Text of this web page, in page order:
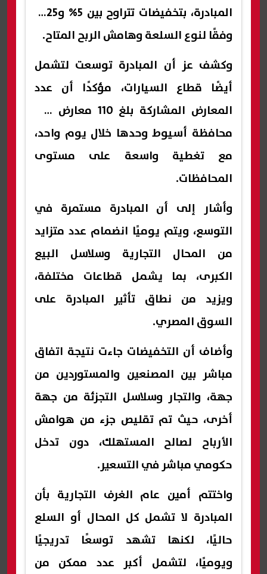
المبادرة، بتخفيضات تتراوح بين 5% و25%،
وفقًا لنوع السلعة وهامش الربح المتاح.
وكشف عز أن المبادرة توسعت لتشمل
أيضًا قطاع السيارات، مؤكدًا أن عدد
المعارض المشاركة بلغ 110 معارض في
محافظة أسيوط وحدها خلال يوم واحد،
مع تغطية واسعة على مستوى
المحافظات.
وأشار إلى أن المبادرة مستمرة في
التوسع، ويتم يوميًا انضمام عدد متزايد
من المحال التجارية وسلاسل البيع
الكبرى، بما يشمل قطاعات مختلفة،
ويزيد من نطاق تأثير المبادرة على
السوق المصري.
وأضاف أن التخفيضات جاءت نتيجة اتفاق
مباشر بين المصنعين والمستوردين من
جهة، والتجار وسلاسل التجزئة من جهة
أخرى، حيث تم تقليص جزء من هوامش
الأرباح لصالح المستهلك، دون تدخل
حكومي مباشر في التسعير.
واختتم أمين عام الغرف التجارية بأن
المبادرة لا تشمل كل المحال أو السلع
حاليًا، لكنها تشهد توسعًا تدريجيًا
ويوميًا، لتشمل أكبر عدد ممكن من